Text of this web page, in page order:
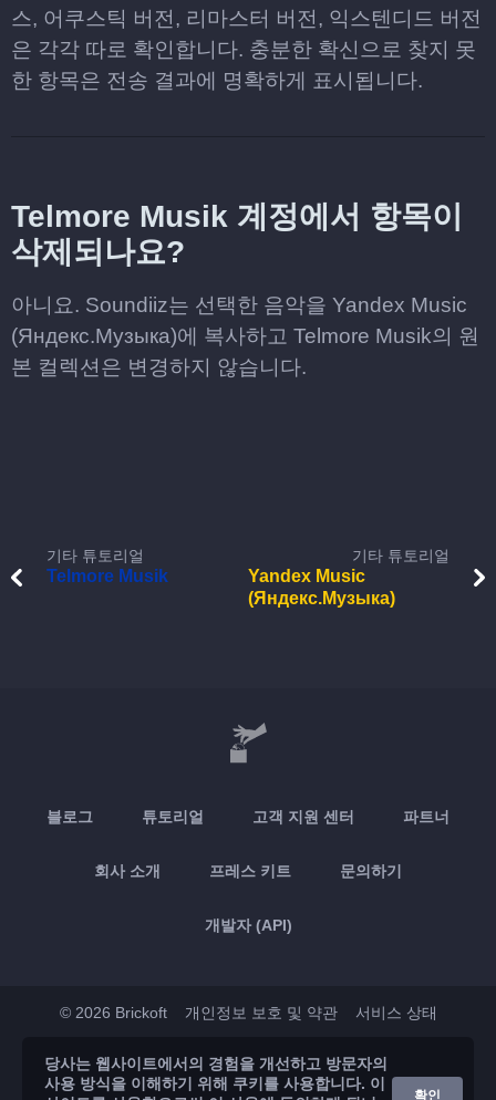
스, 어쿠스틱 버전, 리마스터 버전, 익스텐디드 버전
은 각각 따로 확인합니다. 충분한 확신으로 찾지 못
한 항목은 전송 결과에 명확하게 표시됩니다.
Telmore Musik 계정에서 항목이
삭제되나요?
아니요. Soundiiz는 선택한 음악을 Yandex Music
(Яндекс.Музыка)에 복사하고 Telmore Musik의 원
본 컬렉션은 변경하지 않습니다.
기타 튜토리얼
Telmore Musik
기타 튜토리얼
Yandex Music
(Яндекс.Музыка)
블로그 튜토리얼 고객 지원 센터 파트너
회사 소개 프레스 키트 문의하기
개발자 (API)
© 2026 Brickoft 개인정보 보호 및 약관 서비스 상태
App Store Google Play
당사는 웹사이트에서의 경험을 개선하고 방문자의
사용 방식을 이해하기 위해 쿠키를 사용합니다. 이
확인